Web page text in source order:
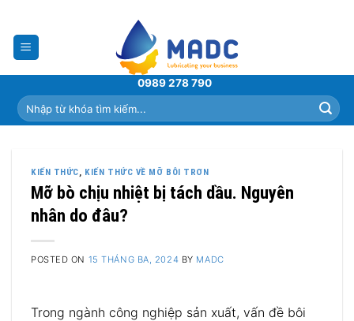
content
0989 278 790
Tìm
kiếm:
KIẾN THỨC, KIẾN THỨC VỀ MỠ BÔI TRƠN
Mỡ bò chịu nhiệt bị tách dầu. Nguyên
nhân do đâu?
POSTED ON 15 THÁNG BA, 2024 BY MADC
Trong ngành công nghiệp sản xuất, vấn đề bôi